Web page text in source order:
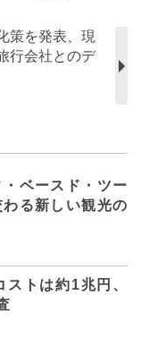
策を発表、現
行会社とのデ
ベースド・ツー
る新しい観光の
トは約1兆円、